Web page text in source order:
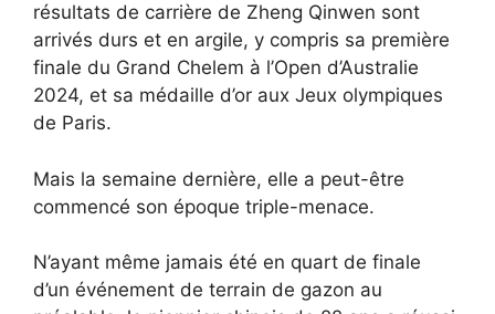
résultats de carrière de Zheng Qinwen sont
arrivés durs et en argile, y compris sa première
finale du Grand Chelem à l’Open d’Australie
2024, et sa médaille d’or aux Jeux olympiques
de Paris.
Mais la semaine dernière, elle a peut-être
commencé son époque triple-menace.
N’ayant même jamais été en quart de finale
d’un événement de terrain de gazon au